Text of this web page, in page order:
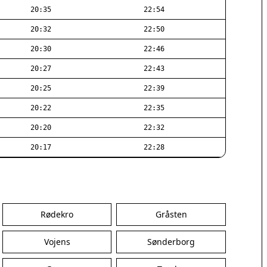
20:35 22:54
20:32 22:50
20:30 22:46
20:27 22:43
20:25 22:39
20:22 22:35
20:20 22:32
20:17 22:28
Rødekro Gråsten
Vojens Sønderborg